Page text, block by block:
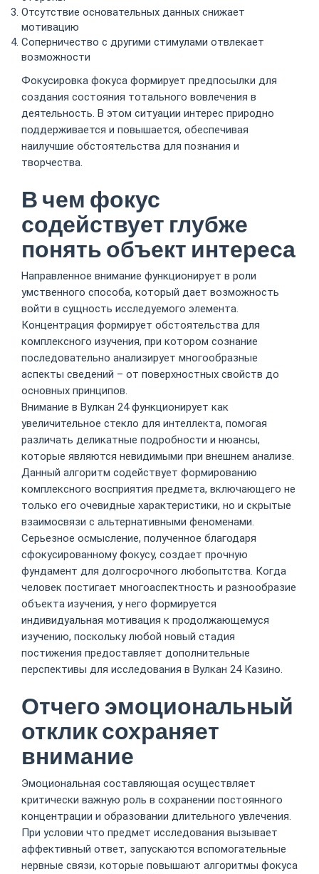
Отсутствие основательных данных снижает
мотивацию
Соперничество с другими стимулами отвлекает
возможности
Фокусировка фокуса формирует предпосылки для
создания состояния тотального вовлечения в
деятельность. В этом ситуации интерес природно
поддерживается и повышается, обеспечивая
наилучшие обстоятельства для познания и
творчества.
В чем фокус
содействует глубже
понять объект интереса
Направленное внимание функционирует в роли
умственного способа, который дает возможность
войти в сущность исследуемого элемента.
Концентрация формирует обстоятельства для
комплексного изучения, при котором сознание
последовательно анализирует многообразные
аспекты сведений – от поверхностных свойств до
основных принципов.
Внимание в Вулкан 24 функционирует как
увеличительное стекло для интеллекта, помогая
различать деликатные подробности и нюансы,
которые являются невидимыми при внешнем анализе.
Данный алгоритм содействует формированию
комплексного восприятия предмета, включающего не
только его очевидные характеристики, но и скрытые
взаимосвязи с альтернативными феноменами.
Серьезное осмысление, полученное благодаря
сфокусированному фокусу, создает прочную
фундамент для долгосрочного любопытства. Когда
человек постигает многоаспектность и разнообразие
объекта изучения, у него формируется
индивидуальная мотивация к продолжающемуся
изучению, поскольку любой новый стадия
постижения предоставляет дополнительные
перспективы для исследования в Вулкан 24 Казино.
Отчего эмоциональный
отклик сохраняет
внимание
Эмоциональная составляющая осуществляет
критически важную роль в сохранении постоянного
концентрации и образовании длительного увлечения.
При условии что предмет исследования вызывает
аффективный ответ, запускаются вспомогательные
нервные связи, которые повышают алгоритмы фокуса